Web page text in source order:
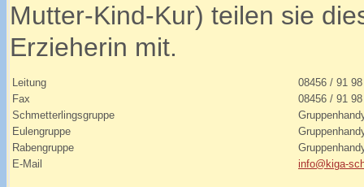
Mutter-Kind-Kur) teilen sie
Erzieherin mit.
Leitung
08456 / 91
Fax
08456 / 91
Schmetterlingsgruppe
Eulengruppe
Rabengruppe
E-Mail
info@kiga-